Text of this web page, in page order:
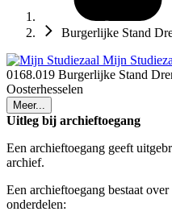
Burgerlijke Stand
Mijn
0168.019 Burgerlijke Stand
Oosterhesselen
Meer...
Uitleg bij archieftoegang
Een archieftoegang geeft
archief.
Een archieftoegang bestaat
onderdelen: